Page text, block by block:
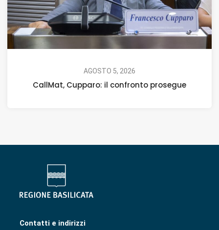
AGOSTO 5, 2026
CallMat, Cupparo: il confronto prosegue
Contatti e indirizzi